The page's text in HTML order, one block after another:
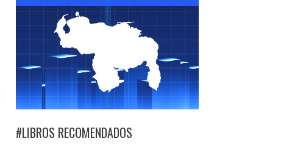
#LIBROS RECOMENDADOS